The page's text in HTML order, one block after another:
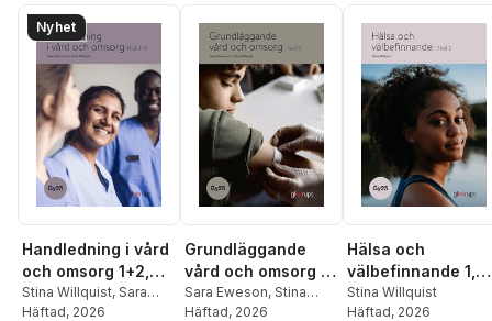
Nyhet
Handledning i vård
och omsorg 1+2,
bok, Gy25
Stina Willquist, Sara
Eweson
Häftad, 2026
Grundläggande
vård och omsorg 1,
bok, Gy25
Sara Eweson, Stina
Willquist
Häftad, 2026
Hälsa och
välbefinnande 1,
bok, Gy25
Stina Willquist
Häftad, 2026